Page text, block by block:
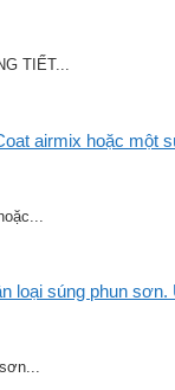
TIẾT...
airmix hoặc một
loại súng phun